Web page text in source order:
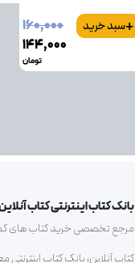
+سبد خرید
۱۶۰٬۰۰۰
۱۴۴٬۰۰۰
تومان
بانک کتاب اینترنتی کتاب
مرجع تخصصی خرید کتاب های کمک
کتاب آنلاین، بانک کتاب